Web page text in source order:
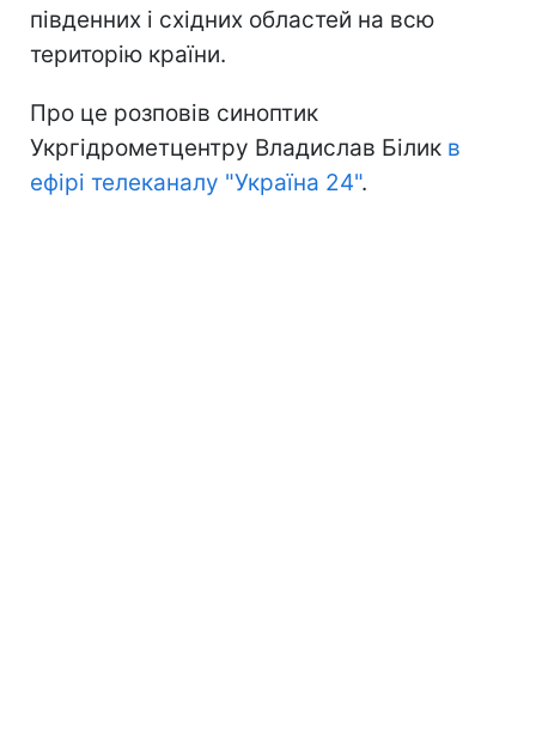
південних і східних областей на всю
територію країни.
Про це розповів синоптик
Укргідрометцентру Владислав Білик в
ефірі телеканалу "Україна 24".